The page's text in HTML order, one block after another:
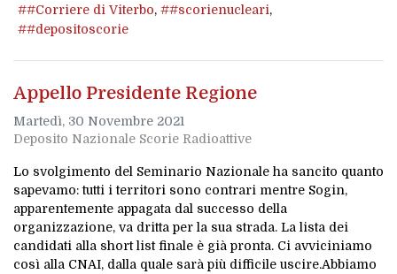
#Corriere di Viterbo
#scorienucleari
#depositoscorie
Appello Presidente Regione
Martedì, 30 Novembre 2021
Deposito Nazionale Scorie Radioattive
Lo svolgimento del Seminario Nazionale ha sancito quanto
sapevamo: tutti i territori sono contrari mentre Sogin,
apparentemente appagata dal successo della
organizzazione, va dritta per la sua strada. La lista dei
candidati alla short list finale è già pronta. Ci avviciniamo
così alla CNAI, dalla quale sarà più difficile uscire.Abbiamo